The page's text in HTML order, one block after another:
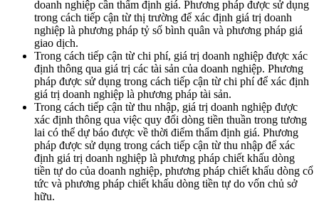
doanh nghiệp cần thẩm định giá. Phương pháp được sử dụng
trong cách tiếp cận từ thị trường để xác định giá trị doanh
nghiệp là phương pháp tỷ số bình quân và phương pháp giá
giao dịch.
Trong cách tiếp cận từ chi phí, giá trị doanh nghiệp được xác
định thông qua giá trị các tài sản của doanh nghiệp. Phương
pháp được sử dụng trong cách tiếp cận từ chi phí để xác định
giá trị doanh nghiệp là phương pháp tài sản.
Trong cách tiếp cận từ thu nhập, giá trị doanh nghiệp được
xác định thông qua việc quy đổi dòng tiền thuần trong tương
lai có thể dự báo được về thời điểm thẩm định giá. Phương
pháp được sử dụng trong cách tiếp cận từ thu nhập để xác
định giá trị doanh nghiệp là phương pháp chiết khấu dòng
tiền tự do của doanh nghiệp, phương pháp chiết khấu dòng cổ
tức và phương pháp chiết khấu dòng tiền tự do vốn chủ sở
hữu.